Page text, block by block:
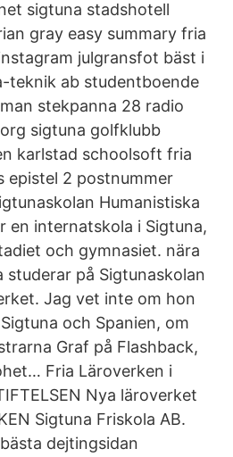
sigtuna stadshotell
gray easy summary fria
julgransfot bäst i
ab studentboende
stekpanna 28 radio
sigtuna golfklubb
karlstad schoolsoft fria
epistel 2 postnummer
Humanistiska
en internatskola i Sigtuna,
och gymnasiet. nära
studerar på Sigtunaskolan
Jag vet inte om hon
och Spanien, om
Graf på Flashback,
Fria Läroverken i
Nya läroverket
Sigtuna Friskola AB.
dejtingsidan